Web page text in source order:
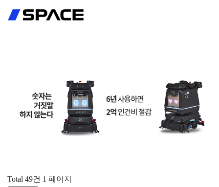
로그인
Total 49건 1 페이지